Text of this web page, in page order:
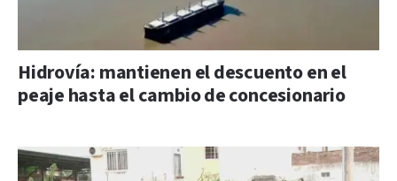
Hidrovía: mantienen el descuento en el
peaje hasta el cambio de concesionario